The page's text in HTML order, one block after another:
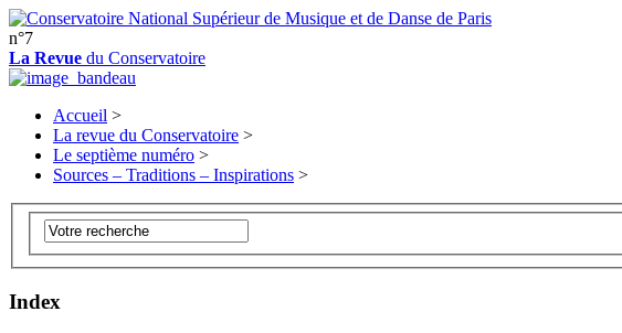
n°7
La Revue du Conservatoire
Accueil >
La revue du Conservatoire >
Le septième numéro >
Sources – Traditions – Inspirations >
Index